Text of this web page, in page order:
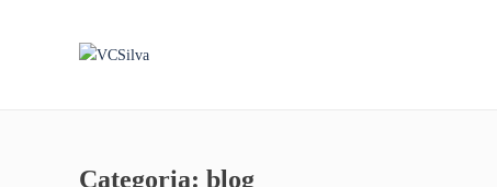
Categoria: blog